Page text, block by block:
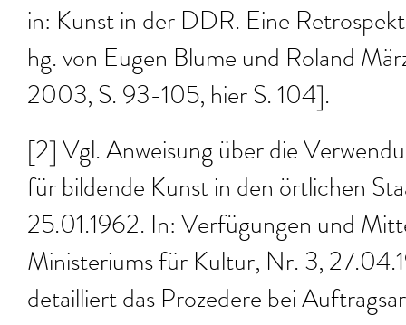
in: Kunst in der DDR. Eine
hg. von Eugen Blume und Roland
2003, S. 93-105, hier S. 104].
[2] Vgl. Anweisung über die
für bildende Kunst in den örtlichen
25.01.1962. In: Verfügungen und
Ministeriums für Kultur, Nr. 3,
detailliert das Prozedere bei